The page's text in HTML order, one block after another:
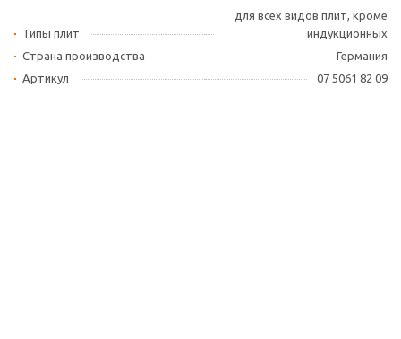
Типы плит
для всех видов плит, кроме
индукционных
Страна производства
Германия
Артикул
07 5061 82 09